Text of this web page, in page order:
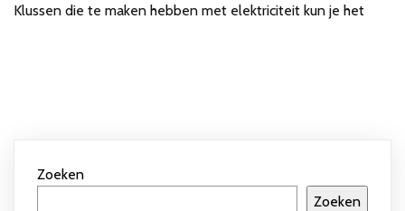
Klussen die te maken hebben met elektriciteit kun je het
Zoeken
Zoeken